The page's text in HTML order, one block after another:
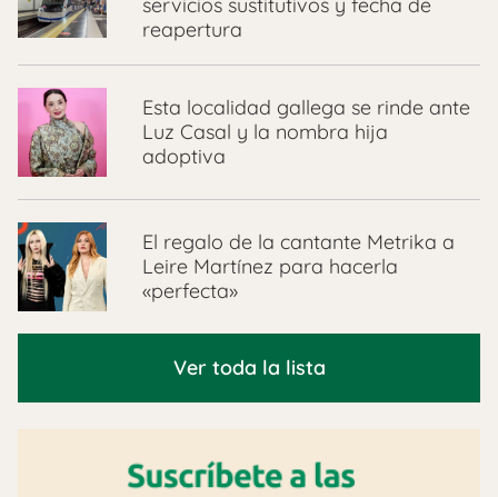
servicios sustitutivos y fecha de
reapertura
Esta localidad gallega se rinde ante
Luz Casal y la nombra hija
adoptiva
El regalo de la cantante Metrika a
Leire Martínez para hacerla
«perfecta»
Ver toda la lista